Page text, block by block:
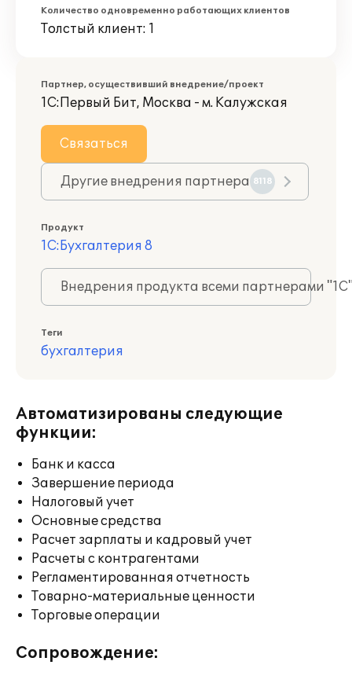
Количество одновременно работающих клиентов
Толстый клиент: 1
Партнер, осуществивший внедрение/проект
1С:Первый Бит, Москва - м. Калужская
Связаться
Другие внедрения партнера 8118
Продукт
1С:Бухгалтерия 8
Внедрения продукта всеми партнерами
Теги
бухгалтерия
Автоматизированы следующие
функции:
Банк и касса
Завершение периода
Налоговый учет
Основные средства
Расчет зарплаты и кадровый учет
Расчеты с контрагентами
Регламентированная отчетность
Товарно-материальные ценности
Торговые операции
Сопровождение: